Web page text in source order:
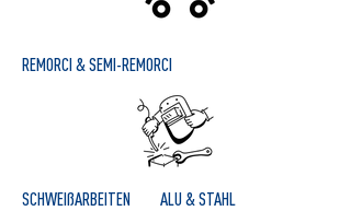
REMORCI & SEMI-REMORCI
SCHWEIßARBEITEN ALU & STAHL